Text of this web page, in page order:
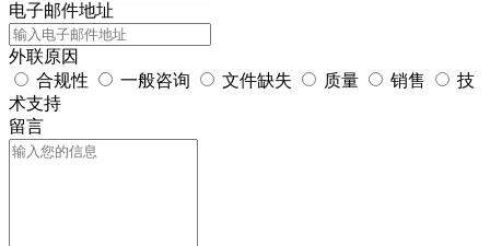
电子邮件地址
外联原因
合规性
一般咨询 文件缺失 质量 销售
技
术支持
留言